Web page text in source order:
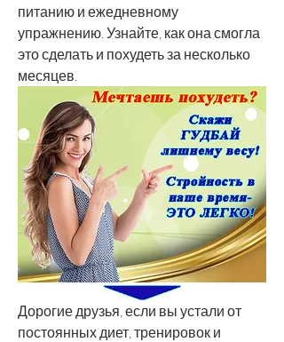
питанию и ежедневному
упражнению. Узнайте, как она смогла
это сделать и похудеть за несколько
месяцев.
Дорогие друзья, если вы устали от
постоянных диет, тренировок и